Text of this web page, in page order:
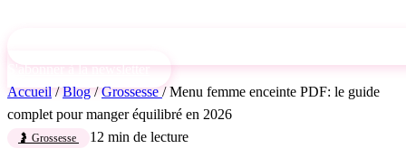
S'abonner à la newsletter
Accueil / Blog / Grossesse / Menu femme enceinte PDF: le guide
complet pour manger équilibré en 2026
🤰 Grossesse 12 min de lecture